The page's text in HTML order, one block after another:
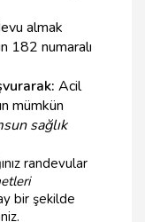
almak
182 numaralı
Acil
mümkün
sağlık
randevular
bir şekilde